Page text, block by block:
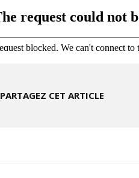
PARTAGEZ CET ARTICLE